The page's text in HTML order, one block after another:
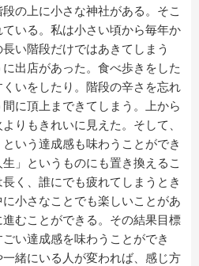
の上に小さな神社がある。そこ
いる。私は小さい頃から毎年か
い階段だけではあきてしまう
出店があった。食べ歩きをした
いをしたり。階段の辛さを忘れ
に頂上まできてしまう。上から
りもきれいに見えた。そして、
という達成感も味わうことができ
」というものにも置き換えるこ
く、誰にでも疲れてしまうとき
小さなことでも楽しいことがあ
むことができる。その結果目標
い達成感を味わうことができ
緒にいる人が変われば、感じ方